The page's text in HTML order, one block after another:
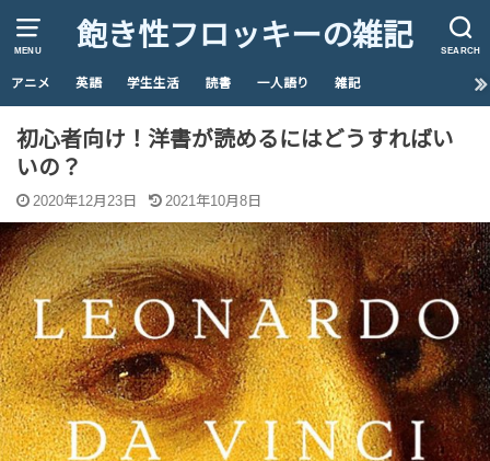
MENU SEARCH
飽き性フロッキーの雑記
アニメ 英語 学生生活 読書 一人語り 雑記
初心者向け！洋書が読めるにはどうすればい
いの？
2020年12月23日 2021年10月8日